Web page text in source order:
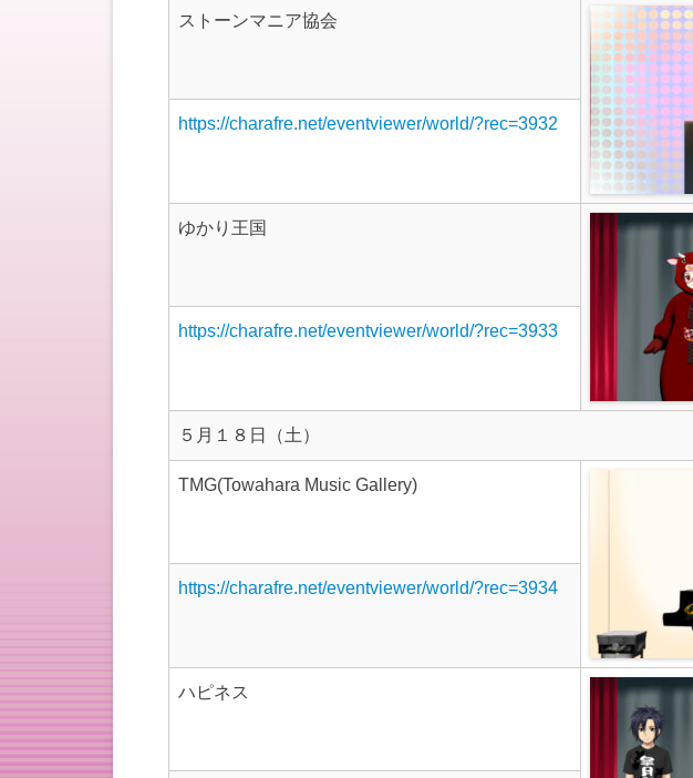
ストーンマニア協会
https://charafre.net/eventviewer/world/?rec=3932
ゆかり王国
https://charafre.net/eventviewer/world/?rec=3933
５月１８日（土）
TMG(Towahara Music Gallery)
https://charafre.net/eventviewer/world/?rec=3934
ハピネス